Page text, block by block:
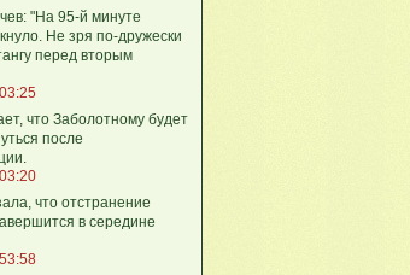
"На 95‑й минуте
Не зря по‑дружески
перед вторым
что Заболотному будет
после
что отстранение
в середине